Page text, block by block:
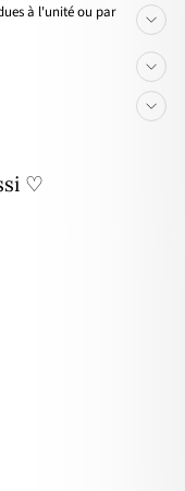
à l'unité ou par
♡